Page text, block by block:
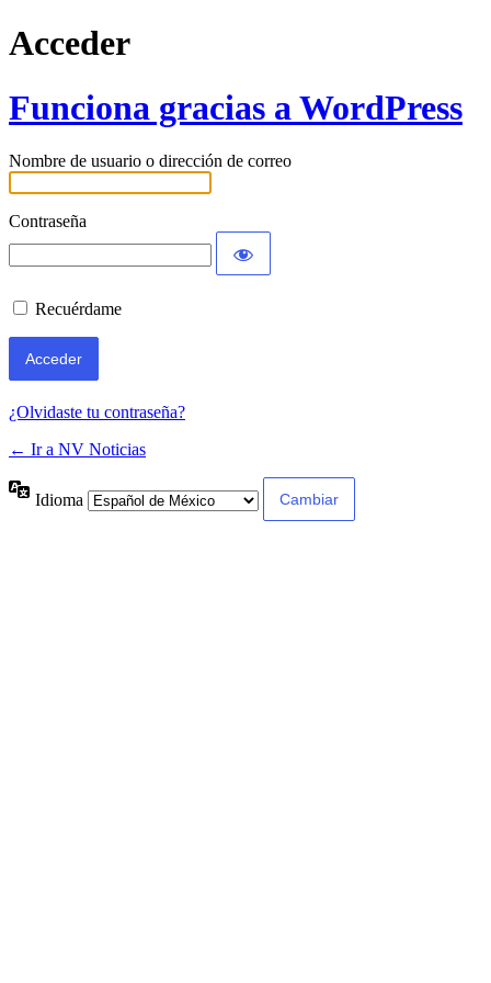
Acceder
Funciona gracias a WordPress
Nombre de usuario o dirección de correo
Contraseña
Recuérdame
¿Olvidaste tu contraseña?
← Ir a NV Noticias
Idioma